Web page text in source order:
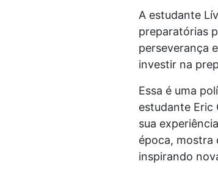
A estudante
preparatórias
perseverança
investir na
Essa é uma
estudante Eric
sua
época, mostra
inspirando